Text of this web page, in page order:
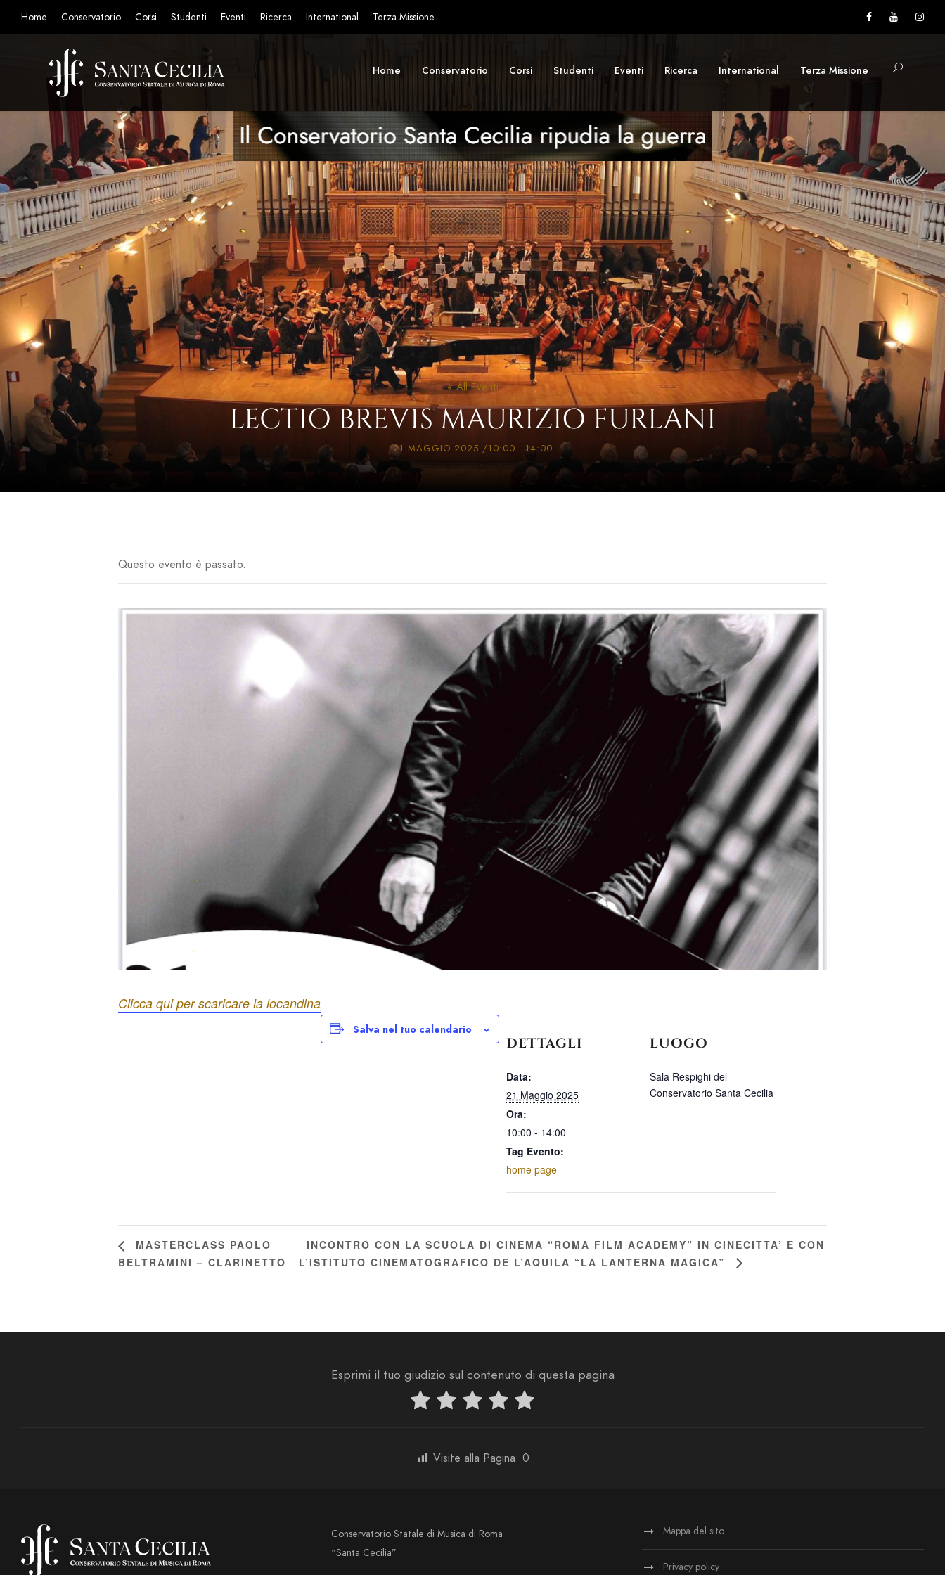
Home Conservatorio Corsi Studenti Eventi Ricerca International Terza Missione
Home Conservatorio Corsi Studenti Eventi Ricerca International Terza Missione
« All Eventi
LECTIO BREVIS MAURIZIO FURLANI
21 MAGGIO 2025 /10:00 - 14:00
Questo evento è passato.
Clicca qui per scaricare la locandina
Salva nel tuo calendario
DETTAGLI
Data:
21 Maggio 2025
Ora:
10:00 - 14:00
Tag Evento:
home page
LUOGO
Sala Respighi del
Conservatorio Santa Cecilia
MASTERCLASS PAOLO
BELTRAMINI – CLARINETTO
INCONTRO CON LA SCUOLA DI CINEMA “ROMA FILM ACADEMY” IN CINECITTA’ E CON
L’ISTITUTO CINEMATOGRAFICO DE L’AQUILA “LA LANTERNA MAGICA”
Esprimi il tuo giudizio sul contenuto di questa pagina
Visite alla Pagina: 0
Conservatorio Statale di Musica di Roma
“Santa Cecilia”
Mappa del sito
Privacy policy